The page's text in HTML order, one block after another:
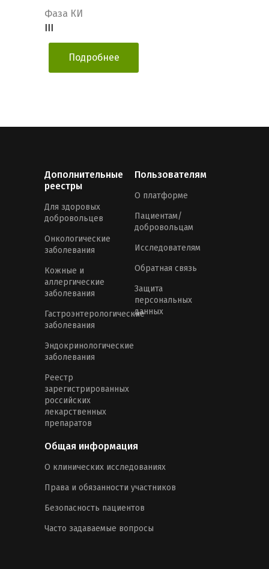
Фаза КИ
Подробнее
Дополнительные
реестры
Для здоровых
добровольцев
Онкологические
заболевания
Кожные и
аллергические
заболевания
Гастроэнтерологические
заболевания
Эндокринологические
заболевания
Реестр
зарегистрированных
российских
лекарственных
препаратов
Пользователям
О платформе
Пациентам/
добровольцам
Исследователям
Обратная связь
Защита
персональных
данных
Общая информация
О клинических исследованиях
Права и обязанности участников
Безопасность пациентов
Часто задаваемые вопросы